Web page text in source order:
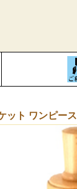
ト ワンピー